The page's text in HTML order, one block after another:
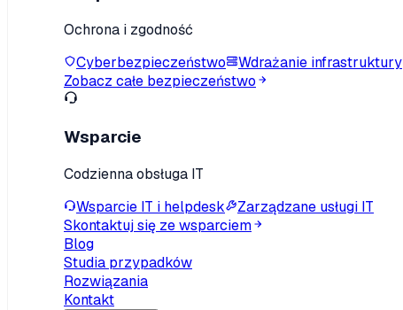
Ochrona i zgodność
Cyberbezpieczeństwo
Wdrażanie infrastruktury
Zobacz całe bezpieczeństwo
Wsparcie
Codzienna obsługa IT
Wsparcie IT i helpdesk
Zarządzane usługi IT
Skontaktuj się ze wsparciem
Blog
Studia przypadków
Rozwiązania
Kontakt